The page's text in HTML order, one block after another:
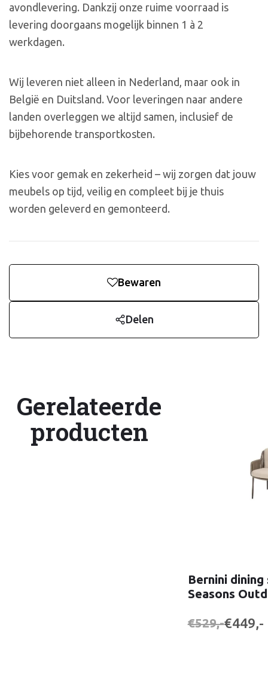
avondlevering. Dankzij onze ruime voorraad is
levering doorgaans mogelijk binnen 1 à 2
werkdagen.
Wij leveren niet alleen in Nederland, maar ook in
België en Duitsland. Voor leveringen naar andere
landen overleggen we altijd samen, inclusief de
bijbehorende transportkosten.
Kies voor gemak en zekerheid – wij zorgen dat jouw
meubels op tijd, veilig en compleet bij je thuis
worden geleverd en gemonteerd.
Bewaren
Delen
Gerelateerde
producten
Bernini
Seasons
€529,-€449,-